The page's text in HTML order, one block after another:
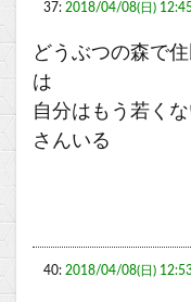
37: 2018/04/08(日)
どうぶつの森で
は
自分はもう若く
さんいる
40: 2018/04/08(日)